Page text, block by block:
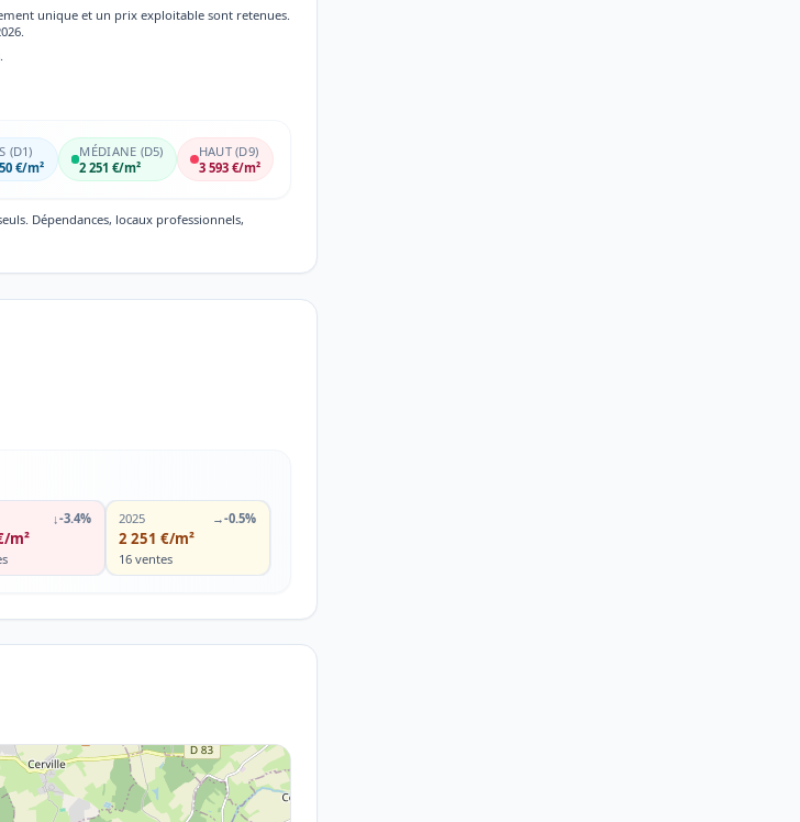
unique et un prix exploitable sont retenues.
(D1)
€/m²
MÉDIANE (D5)
2 251 €/m²
HAUT (D9)
3 593 €/m²
Dépendances, locaux professionnels,
↓-3.4%
m²
2025 →-0.5%
2 251 €/m²
16 ventes